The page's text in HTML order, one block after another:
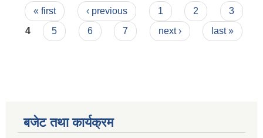
Pages
« first ‹ previous 1 2
3
4
5 6 7 next › last »
बजेट तथा कार्यक्रम